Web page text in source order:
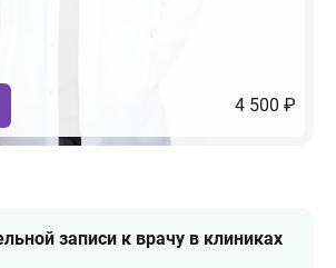
4 500 ₽
записи к врачу в клиниках